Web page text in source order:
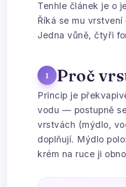
Tenhle článek je o
Říká se mu
Jedna vůně, čtyři
1 Proč
Princip je
vodu — postupně
vrstvách (mýdlo,
doplňují. Mýdlo
krém na ruce ji